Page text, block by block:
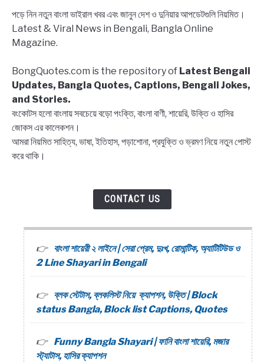
পড়ে নিন নতুন বাংলা ভাইরাল খবর এবং জানুন দেশ ও দুনিয়ার আপডেটগুলি নিয়মিত।
Latest & Viral News in Bengali, Bangla Online
Magazine.
BongQuotes.com is the repository of Latest Bengali
Updates, Bangla Quotes, Captions, Bengali Jokes,
and Stories.
বংকোটস হলো বাংলায় সবচেয়ে বড়ো পংক্তি, বাংলা বাণী, শায়েরি, উক্তি ও হাসির
জোকস এর কালেকশন।
আমরা নিয়মিত সাহিত্য, ভাষা, ইতিহাস, পড়াশোনা, প্রযুক্তি ও ভ্রমণ নিয়ে নতুন পোস্ট
করে থাকি।
CONTACT US
বাংলা শায়েরী ২ লাইনে | সেরা প্রেম, দুঃখ, রোমান্টিক, অ্যাটিটিউড ও
2 Line Shayari in Bengali
ব্লক স্টেটাস, ব্লকলিস্ট নিয়ে ক্যাপশন, উক্তি | Block
status Bangla, Block list Captions, Quotes
Funny Bangla Shayari | ফানি বাংলা শায়েরি, মজার
স্ট্যাটাস, হাসির ক্যাপশন